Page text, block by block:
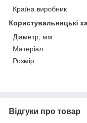
Країна виробник
Користувальницькі
Діаметр, мм
Матеріал
Розмір
Відгуки про товар